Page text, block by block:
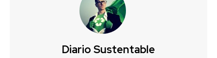
Diario Sustentable